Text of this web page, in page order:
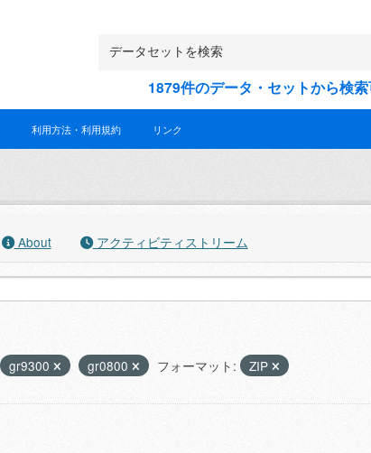
1879件のデータ・セットから検
利用方法・利用規約 リンク
About アクティビティストリーム
gr9300 gr0800 フォーマット: ZIP